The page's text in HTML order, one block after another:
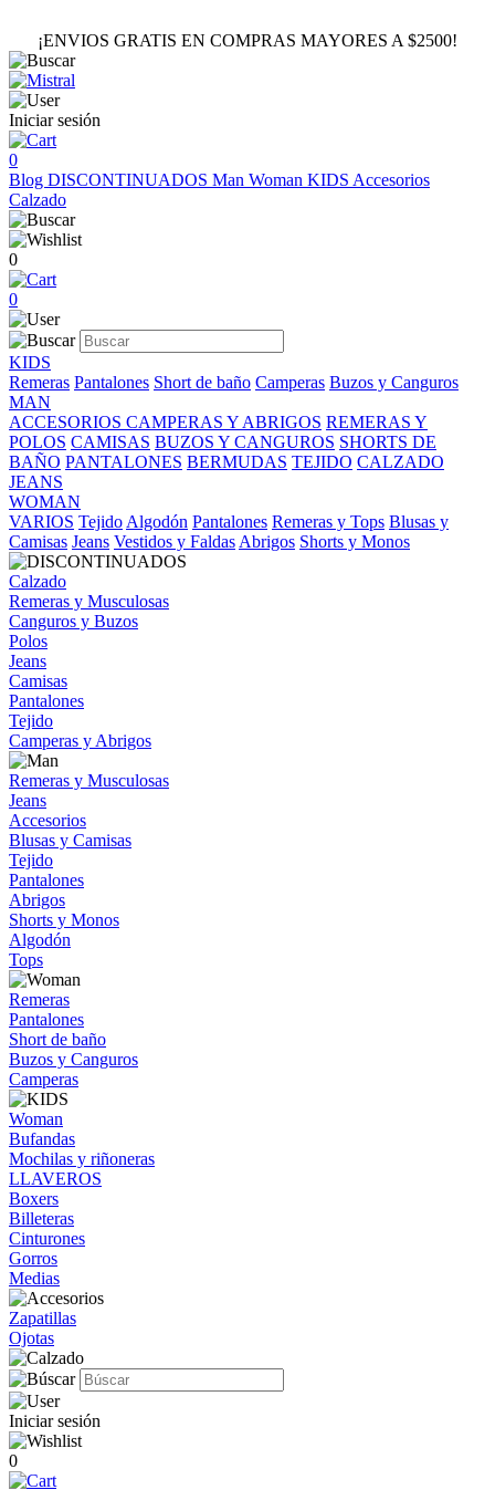
¡ENVIOS GRATIS EN COMPRAS MAYORES A $2500!
Iniciar sesión
0
Blog DISCONTINUADOS Man Woman KIDS Accesorios
Calzado
0
0
KIDS
Remeras Pantalones Short de baño Camperas Buzos y Canguros
MAN
ACCESORIOS CAMPERAS Y ABRIGOS REMERAS Y
POLOS CAMISAS BUZOS Y CANGUROS SHORTS DE
BAÑO PANTALONES BERMUDAS TEJIDO CALZADO
JEANS
WOMAN
VARIOS Tejido Algodón Pantalones Remeras y Tops Blusas y
Camisas Jeans Vestidos y Faldas Abrigos Shorts y Monos
Calzado
Remeras y Musculosas
Canguros y Buzos
Polos
Jeans
Camisas
Pantalones
Tejido
Camperas y Abrigos
Remeras y Musculosas
Jeans
Accesorios
Blusas y Camisas
Tejido
Pantalones
Abrigos
Shorts y Monos
Algodón
Tops
Remeras
Pantalones
Short de baño
Buzos y Canguros
Camperas
Woman
Bufandas
Mochilas y riñoneras
LLAVEROS
Boxers
Billeteras
Cinturones
Gorros
Medias
Zapatillas
Ojotas
Iniciar sesión
0